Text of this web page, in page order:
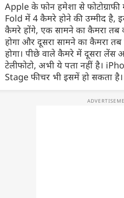
Apple के फोन हमेशा से फोटोग्राफी
Fold में 4 कैमरे होने की उम्मीद है,
कैमरे होंगे, एक सामने का कैमरा तब
होगा और दूसरा सामने का कैमरा तब
होगा। पीछे वाले कैमरे में दूसरा लेंस
टेलीफोटो, अभी ये पता नहीं है।
Stage फीचर भी इसमें हो सकता है।